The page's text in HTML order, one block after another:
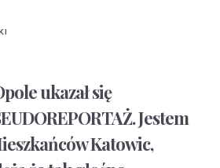
ukazał się
Jestem
Katowic,